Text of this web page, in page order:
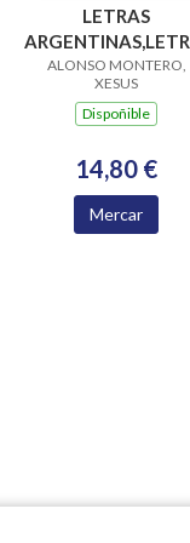
LETRAS
GALLEGAS SU
EN EL SIGLO XX
ALONSO MONTERO,
XESUS
Dispoñible
14,80 €
Mercar